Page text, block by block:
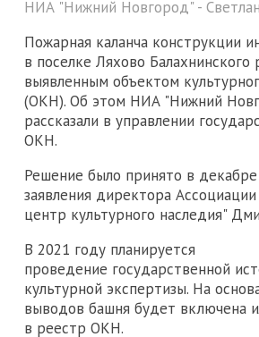
НИА "Нижний Новгород" -
Пожарная каланча конструкции
в поселке Ляхово Балахнинского
выявленным объектом
(ОКН). Об этом НИА "Нижний
рассказали в управлении
ОКН.
Решение было принято в декабре
заявления директора
центр культурного наследия"
В 2021 году планируется
проведение государственной
культурной экспертизы. На
выводов башня будет включена
в реестр ОКН.